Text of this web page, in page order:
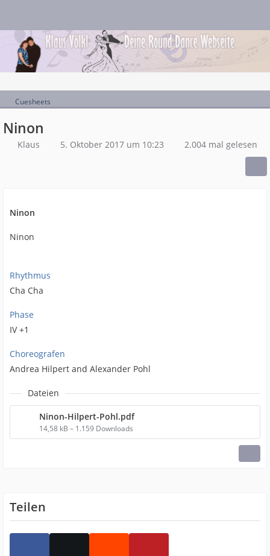
Cuesheets
Ninon
Klaus 5. Oktober 2017 um 10:23 2.004 mal gelesen
Ninon
Ninon
Rhythmus
Cha Cha
Phase
IV +1
Choreografen
Andrea Hilpert and Alexander Pohl
Dateien
Ninon-Hilpert-Pohl.pdf
14,58 kB – 1.159 Downloads
Teilen